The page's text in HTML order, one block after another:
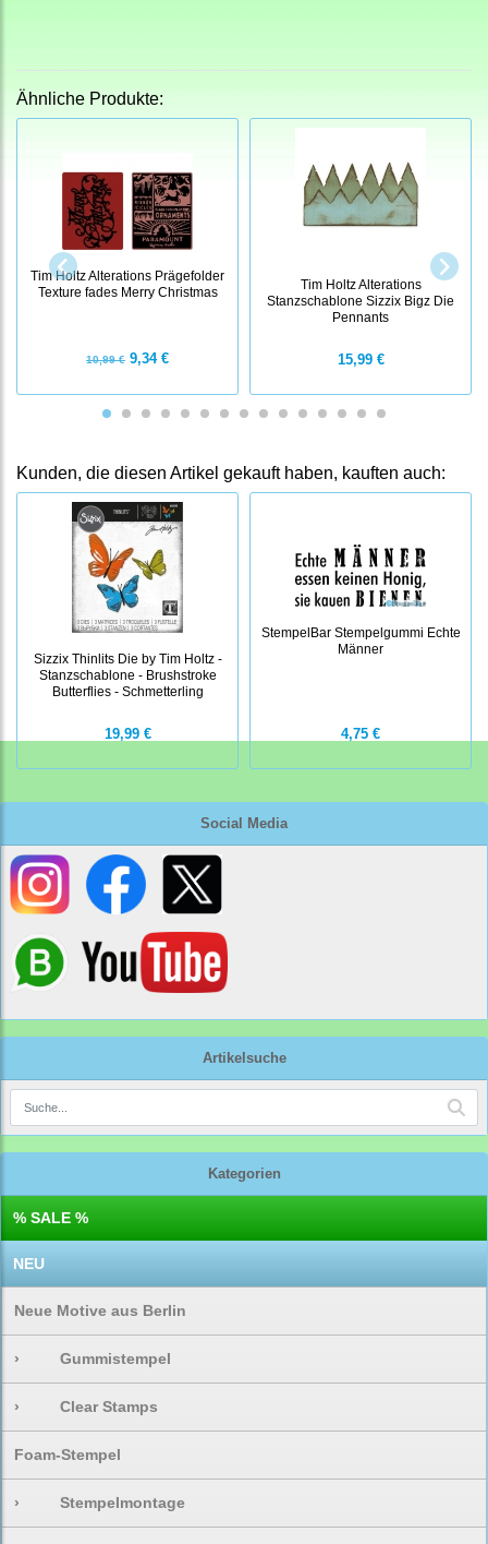
Social Media
Artikelsuche
Kategorien
% SALE %
NEU
Neue Motive aus Berlin
› Gummistempel
› Clear Stamps
Foam-Stempel
› Stempelmontage
Ähnliche Produkte:
Tim Holtz Alterations Prägefolder
Texture fades Merry Christmas
10,99 € 9,34 €
Tim Holtz Alterations
Stanzschablone Sizzix Bigz Die
Pennants
15,99 €
Kunden, die diesen Artikel gekauft haben, kauften auch:
Sizzix Thinlits Die by Tim Holtz -
Stanzschablone - Brushstroke
Butterflies - Schmetterling
19,99 €
StempelBar Stempelgummi Echte
Männer
4,75 €